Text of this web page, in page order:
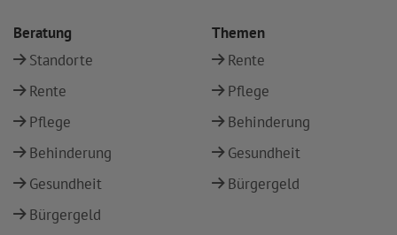
Beratung
Standorte
Rente
Pflege
Behinderung
Gesundheit
Bürgergeld
Themen
Rente
Pflege
Behinderung
Gesundheit
Bürgergeld